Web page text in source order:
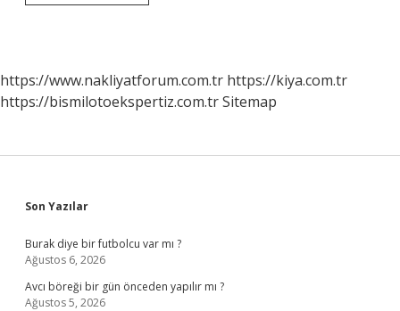
forma
https://www.nakliyatforum.com.tr https://kiya.com.tr
https://bismilotoekspertiz.com.trSitemap
Sidebar
Son Yazılar
Burak diye bir futbolcu var mı ?
Ağustos 6, 2026
Avcı böreği bir gün önceden yapılır mı ?
Ağustos 5, 2026